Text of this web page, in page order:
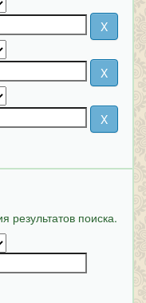
результатов поиска.